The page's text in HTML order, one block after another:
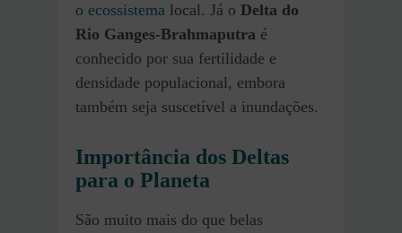
o ecossistema local. Já o Delta do
Rio Ganges-Brahmaputra é
conhecido por sua fertilidade e
densidade populacional, embora
também seja suscetível a inundações.
Importância dos Deltas
para o Planeta
São muito mais do que belas